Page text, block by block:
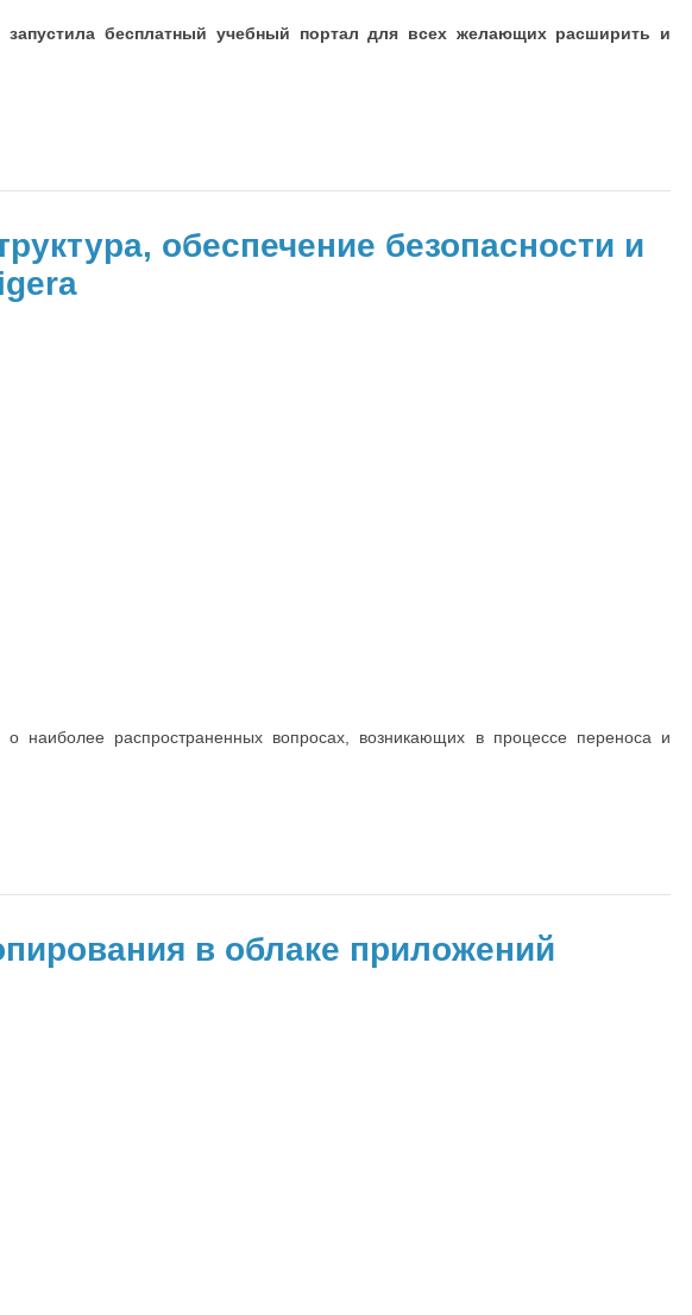
бесплатный учебный портал для всех желающих расширить и
обеспечение безопасности и
о наиболее распространенных вопросах, возникающих в процессе переноса и
в облаке приложений